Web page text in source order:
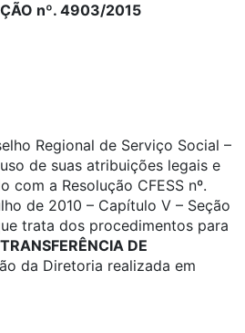
nº. 4903/2015
Regional de Serviço Social –
de suas atribuições legais e
com a Resolução CFESS nº.
de 2010 – Capítulo V – Seção
trata dos procedimentos para
DE
da Diretoria realizada em